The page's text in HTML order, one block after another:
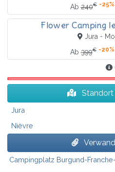
Ab240€ -25%
Flower Camping
Jura -
Ab399€ -20%
Standort
Jura
Nièvre
Campingplatz Burgund-